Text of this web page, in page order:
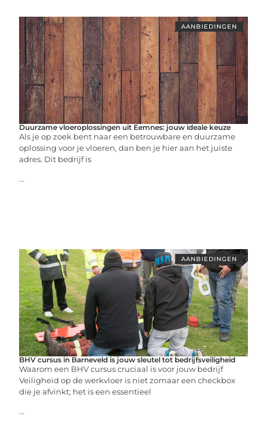
AANBIEDINGEN
Duurzame vloeroplossingen uit Eemnes: jouw ideale keuze
Als je op zoek bent naar een betrouwbare en duurzame
oplossing voor je vloeren, dan ben je hier aan het juiste
adres. Dit bedrijf is
...
AANBIEDINGEN
BHV cursus in Barneveld is jouw sleutel tot bedrijfsveiligheid
Waarom een BHV cursus cruciaal is voor jouw bedrijf
Veiligheid op de werkvloer is niet zomaar een checkbox
die je afvinkt; het is een essentieel
...